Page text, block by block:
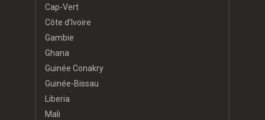
Cap-Vert
Côte d’Ivoire
Gambie
Ghana
Guinée Conakry
Guinée-Bissau
Liberia
Mali